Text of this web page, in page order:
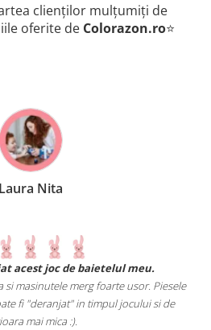
clienților mulțumiți de
oferite de Colorazon.ro⭐
Laura Nita
acest joc de baietelul meu.
si masinutele merg foarte usor. Piesele
fi "deranjat" in timpul jocului si de
mai mica :).